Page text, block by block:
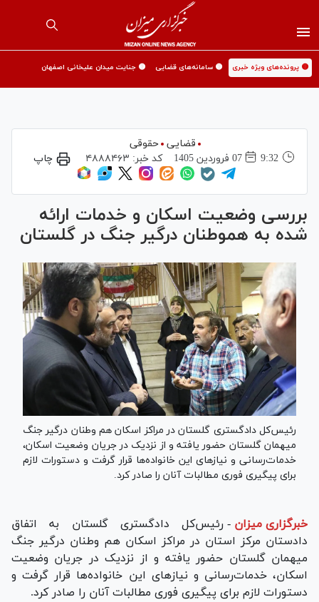
🟡 پرونده‌های ویژه خبری 🟡 سامانه‌های قضایی 🟡 جنایت میدان علیخانی اصفهان
قضایی حقوقی
9:32
07 فروردين 1405 کد خبر: ۴۸۸۸۴۶۳ چاپ
بررسی وضعیت اسکان و خدمات ارائه
شده به هموطنان درگیر جنگ در گلستان
رئیس‌کل دادگستری گلستان در مراکز اسکان هم وطنان درگیر جنگ
میهمان گلستان حضور یافته و از نزدیک در جریان وضعیت اسکان،
خدمات‌رسانی و نیاز‌های این خانواده‌ها قرار گرفت و دستورات لازم
برای پیگیری فوری مطالبات آنان را صادر کرد.
خبرگزاری میزان - رئیس‌کل دادگستری گلستان به اتفاق
دادستان مرکز استان در مراکز اسکان هم وطنان درگیر جنگ
میهمان گلستان حضور یافته و از نزدیک در جریان وضعیت
اسکان، خدمات‌رسانی و نیاز‌های این خانواده‌ها قرار گرفت و
دستورات لازم برای پیگیری فوری مطالبات آنان را صادر کرد.